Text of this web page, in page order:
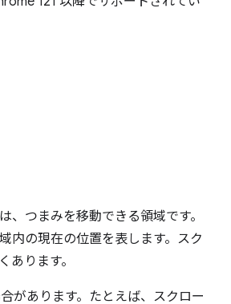
つまみを移動できる領域です。
内の現在の位置を表します。スク
ります。
があります。たとえば、スクロー